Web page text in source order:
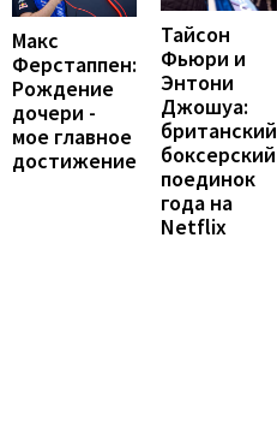
Макс
Ферстаппен:
Рождение
дочери -
мое главное
достижение
Тайсон
Фьюри и
Энтони
Джошуа:
британский
боксерский
поединок
года на
Netflix